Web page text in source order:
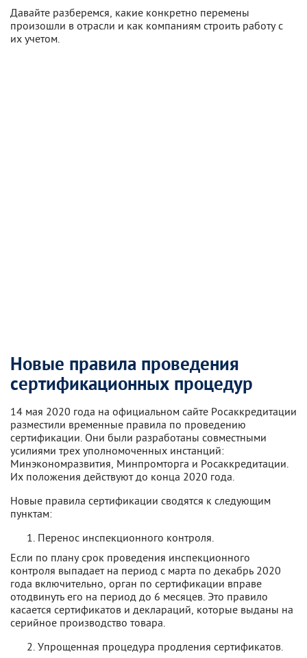
Давайте разберемся, какие конкретно перемены
произошли в отрасли и как компаниям строить работу с
их учетом.
Новые правила проведения
сертификационных процедур
14 мая 2020 года на официальном сайте Росаккредитации
разместили временные правила по проведению
сертификации. Они были разработаны совместными
усилиями трех уполномоченных инстанций:
Минэкономразвития, Минпромторга и Росаккредитации.
Их положения действуют до конца 2020 года.
Новые правила сертификации сводятся к следующим
пунктам:
Перенос инспекционного контроля.
Если по плану срок проведения инспекционного
контроля выпадает на период с марта по декабрь 2020
года включительно, орган по сертификации вправе
отодвинуть его на период до 6 месяцев. Это правило
касается сертификатов и деклараций, которые выданы на
серийное производство товара.
Упрощенная процедура продления сертификатов.